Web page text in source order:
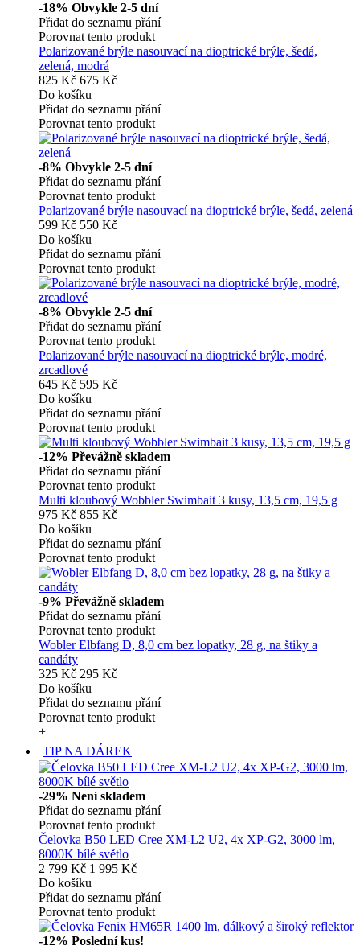
-18% Obvykle 2-5 dní
Přidat do seznamu přání
Porovnat tento produkt
Polarizované brýle nasouvací na dioptrické brýle, šedá,
zelená, modrá
825 Kč 675 Kč
Do košíku
Přidat do seznamu přání
Porovnat tento produkt
-8% Obvykle 2-5 dní
Přidat do seznamu přání
Porovnat tento produkt
Polarizované brýle nasouvací na dioptrické brýle, šedá, zelená
599 Kč 550 Kč
Do košíku
Přidat do seznamu přání
Porovnat tento produkt
-8% Obvykle 2-5 dní
Přidat do seznamu přání
Porovnat tento produkt
Polarizované brýle nasouvací na dioptrické brýle, modré,
zrcadlové
645 Kč 595 Kč
Do košíku
Přidat do seznamu přání
Porovnat tento produkt
-12% Převážně skladem
Přidat do seznamu přání
Porovnat tento produkt
Multi kloubový Wobbler Swimbait 3 kusy, 13,5 cm, 19,5 g
975 Kč 855 Kč
Do košíku
Přidat do seznamu přání
Porovnat tento produkt
-9% Převážně skladem
Přidat do seznamu přání
Porovnat tento produkt
Wobler Elbfang D, 8,0 cm bez lopatky, 28 g, na štiky a
candáty
325 Kč 295 Kč
Do košíku
Přidat do seznamu přání
Porovnat tento produkt
+
TIP NA DÁREK
-29% Není skladem
Přidat do seznamu přání
Porovnat tento produkt
Čelovka B50 LED Cree XM-L2 U2, 4x XP-G2, 3000 lm,
8000K bílé světlo
2 799 Kč 1 995 Kč
Do košíku
Přidat do seznamu přání
Porovnat tento produkt
-12% Poslední kus!